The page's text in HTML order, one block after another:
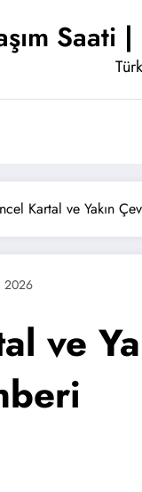
Saati
Kartal ve Yakın
2026
ve